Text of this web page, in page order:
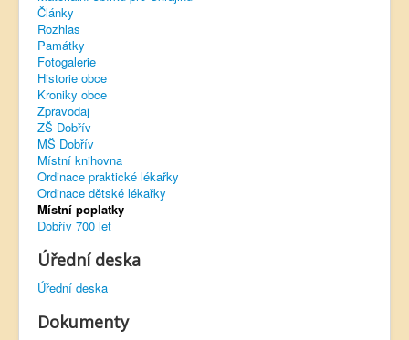
Rozhlas
Sokol Dobřív
Ubytování
Obec Pavlovsko
Virtuální prohlídka
Články
Rozhlas
Památky
Fotogalerie
Historie obce
Kroniky obce
Zpravodaj
ZŠ Dobřív
MŠ Dobřív
Místní knihovna
Ordinace praktické lékařky
Ordinace dětské lékařky
Místní poplatky
Dobřív 700 let
Úřední deska
Úřední deska
Dokumenty